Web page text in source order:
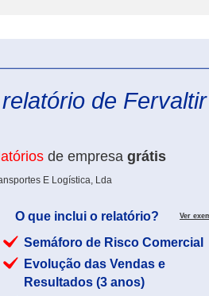
de
de empresa grátis
E Logística, Lda
O que inclui o relatório? Ver
Semáforo de Risco Comercial
Evolução das Vendas e
Resultados (3 anos)